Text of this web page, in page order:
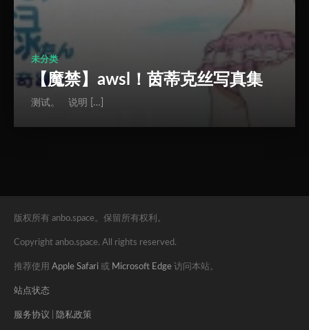
未分类
【魔禁】awsl！茵蒂克丝写真集
测试。 说明 […]
版权所有 anbo.space。保留所有权利。
Copyright anbo.space. All rights reserved.
推荐使用 Apple Safari 或 Microsoft Edge 访问本站。
站点状态
服务协议 隐私政策